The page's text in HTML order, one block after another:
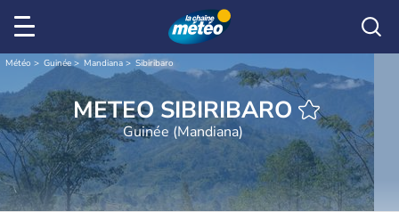
Météo Guinée Mandiana Sibiribaro
METEO SIBIRIBARO
Guinée (Mandiana)